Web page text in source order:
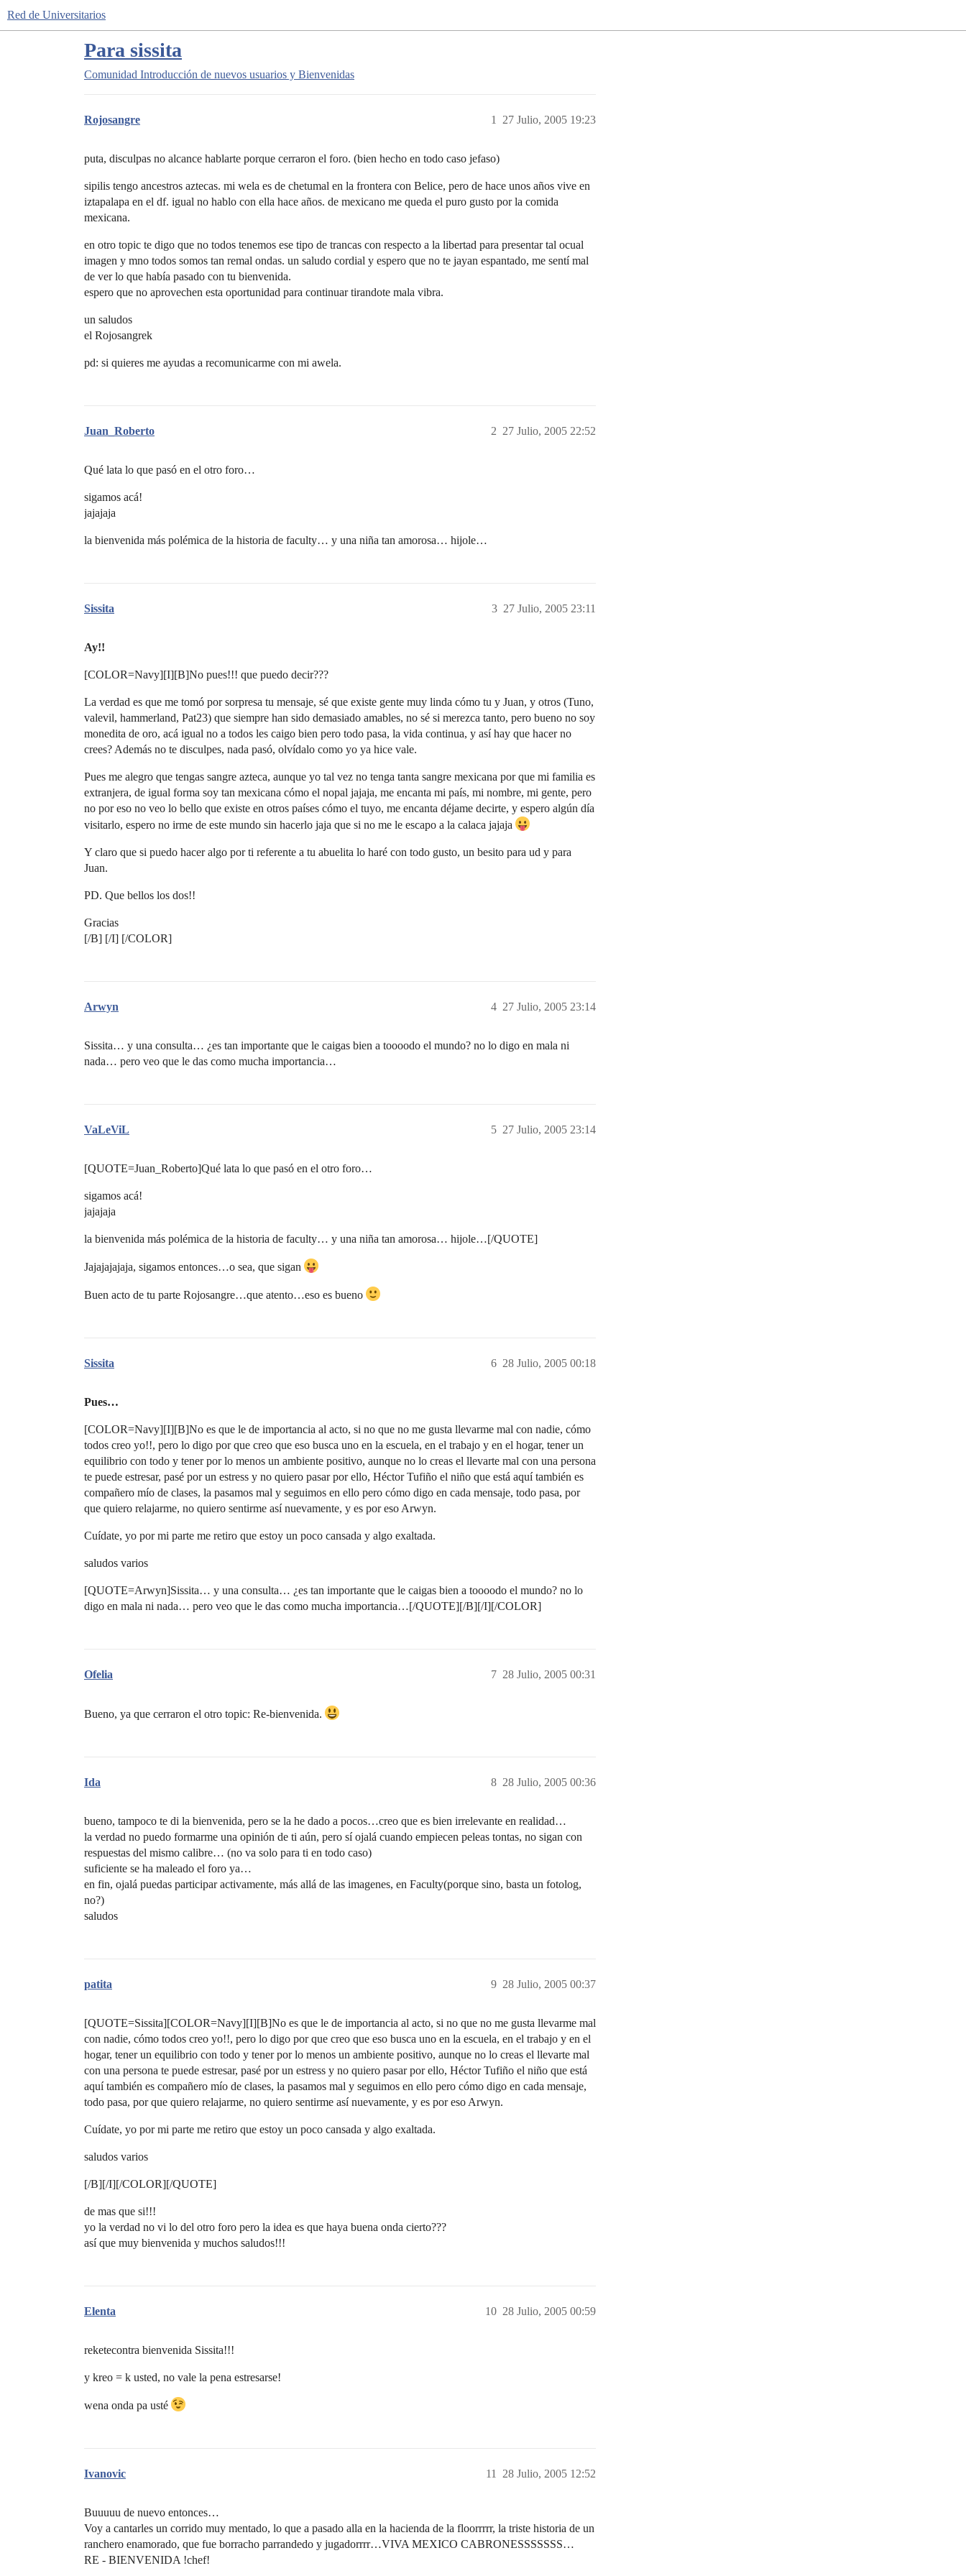
Red de Universitarios
Para sissita
Comunidad Introducción de nuevos usuarios y Bienvenidas
Rojosangre 27 Julio, 2005 19:23
1
puta, disculpas no alcance hablarte porque cerraron el foro. (bien hecho en todo caso jefaso)
sipilis tengo ancestros aztecas. mi wela es de chetumal en la frontera con Belice, pero de hace unos años vive en
iztapalapa en el df. igual no hablo con ella hace años. de mexicano me queda el puro gusto por la comida
mexicana.
en otro topic te digo que no todos tenemos ese tipo de trancas con respecto a la libertad para presentar tal ocual
imagen y mno todos somos tan remal ondas. un saludo cordial y espero que no te jayan espantado, me sentí mal
de ver lo que había pasado con tu bienvenida.
espero que no aprovechen esta oportunidad para continuar tirandote mala vibra.
un saludos
el Rojosangrek
pd: si quieres me ayudas a recomunicarme con mi awela.
Juan_Roberto 27 Julio, 2005 22:52
2
Qué lata lo que pasó en el otro foro…
sigamos acá!
jajajaja
la bienvenida más polémica de la historia de faculty… y una niña tan amorosa… hijole…
Sissita 27 Julio, 2005 23:11
3
Ay!!
[COLOR=Navy][I][B]No pues!!! que puedo decir???
La verdad es que me tomó por sorpresa tu mensaje, sé que existe gente muy linda cómo tu y Juan, y otros (Tuno,
valevil, hammerland, Pat23) que siempre han sido demasiado amables, no sé si merezca tanto, pero bueno no soy
monedita de oro, acá igual no a todos les caigo bien pero todo pasa, la vida continua, y así hay que hacer no
crees? Además no te disculpes, nada pasó, olvídalo como yo ya hice vale.
Pues me alegro que tengas sangre azteca, aunque yo tal vez no tenga tanta sangre mexicana por que mi familia es
extranjera, de igual forma soy tan mexicana cómo el nopal jajaja, me encanta mi país, mi nombre, mi gente, pero
no por eso no veo lo bello que existe en otros países cómo el tuyo, me encanta déjame decirte, y espero algún día
visitarlo, espero no irme de este mundo sin hacerlo jaja que si no me le escapo a la calaca jajaja
Y claro que si puedo hacer algo por ti referente a tu abuelita lo haré con todo gusto, un besito para ud y para
Juan.
PD. Que bellos los dos!!
Gracias
[/B] [/I] [/COLOR]
Arwyn 27 Julio, 2005 23:14
4
Sissita… y una consulta… ¿es tan importante que le caigas bien a toooodo el mundo? no lo digo en mala ni
nada… pero veo que le das como mucha importancia…
VaLeViL 27 Julio, 2005 23:14
5
[QUOTE=Juan_Roberto]Qué lata lo que pasó en el otro foro…
sigamos acá!
jajajaja
la bienvenida más polémica de la historia de faculty… y una niña tan amorosa… hijole…[/QUOTE]
Jajajajajaja, sigamos entonces…o sea, que sigan
Buen acto de tu parte Rojosangre…que atento…eso es bueno
Sissita 28 Julio, 2005 00:18
6
Pues…
[COLOR=Navy][I][B]No es que le de importancia al acto, si no que no me gusta llevarme mal con nadie, cómo
todos creo yo!!, pero lo digo por que creo que eso busca uno en la escuela, en el trabajo y en el hogar, tener un
equilibrio con todo y tener por lo menos un ambiente positivo, aunque no lo creas el llevarte mal con una persona
te puede estresar, pasé por un estress y no quiero pasar por ello, Héctor Tufiño el niño que está aquí también es
compañero mío de clases, la pasamos mal y seguimos en ello pero cómo digo en cada mensaje, todo pasa, por
que quiero relajarme, no quiero sentirme así nuevamente, y es por eso Arwyn.
Cuídate, yo por mi parte me retiro que estoy un poco cansada y algo exaltada.
saludos varios
[QUOTE=Arwyn]Sissita… y una consulta… ¿es tan importante que le caigas bien a toooodo el mundo? no lo
digo en mala ni nada… pero veo que le das como mucha importancia…[/QUOTE][/B][/I][/COLOR]
Ofelia 28 Julio, 2005 00:31
7
Bueno, ya que cerraron el otro topic: Re-bienvenida.
Ida 28 Julio, 2005 00:36
8
bueno, tampoco te di la bienvenida, pero se la he dado a pocos…creo que es bien irrelevante en realidad…
la verdad no puedo formarme una opinión de ti aún, pero sí ojalá cuando empiecen peleas tontas, no sigan con
respuestas del mismo calibre… (no va solo para ti en todo caso)
suficiente se ha maleado el foro ya…
en fin, ojalá puedas participar activamente, más allá de las imagenes, en Faculty(porque sino, basta un fotolog,
no?)
saludos
patita 28 Julio, 2005 00:37
9
[QUOTE=Sissita][COLOR=Navy][I][B]No es que le de importancia al acto, si no que no me gusta llevarme mal
con nadie, cómo todos creo yo!!, pero lo digo por que creo que eso busca uno en la escuela, en el trabajo y en el
hogar, tener un equilibrio con todo y tener por lo menos un ambiente positivo, aunque no lo creas el llevarte mal
con una persona te puede estresar, pasé por un estress y no quiero pasar por ello, Héctor Tufiño el niño que está
aquí también es compañero mío de clases, la pasamos mal y seguimos en ello pero cómo digo en cada mensaje,
todo pasa, por que quiero relajarme, no quiero sentirme así nuevamente, y es por eso Arwyn.
Cuídate, yo por mi parte me retiro que estoy un poco cansada y algo exaltada.
saludos varios
[/B][/I][/COLOR][/QUOTE]
de mas que si!!!
yo la verdad no vi lo del otro foro pero la idea es que haya buena onda cierto???
así que muy bienvenida y muchos saludos!!!
Elenta 28 Julio, 2005 00:59
10
reketecontra bienvenida Sissita!!!
y kreo = k usted, no vale la pena estresarse!
wena onda pa usté
Ivanovic 28 Julio, 2005 12:52
11
Buuuuu de nuevo entonces…
Voy a cantarles un corrido muy mentado, lo que a pasado alla en la hacienda de la floorrrrr, la triste historia de un
ranchero enamorado, que fue borracho parrandedo y jugadorrrr…VIVA MEXICO CABRONESSSSSSS…
RE - BIENVENIDA !chef!